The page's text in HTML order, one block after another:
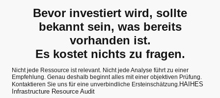
Bevor investiert wird, sollte
bekannt sein, was bereits
vorhanden ist.
Es kostet nichts zu fragen.
Nicht jede Ressource ist relevant. Nicht jede Analyse führt zu einer
Empfehlung. Genau deshalb beginnt alles mit einer objektiven Prüfung.
Kontaktieren Sie uns für eine unverbindliche Ersteinschätzung.HAIHES
Infrastructure Resource Audit